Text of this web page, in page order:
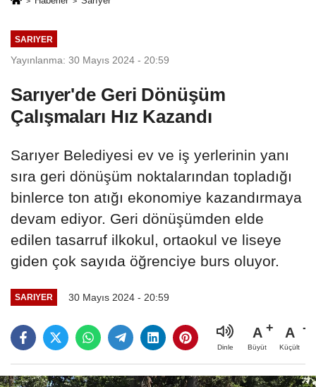
SARIYER
Yayınlanma: 30 Mayıs 2024 - 20:59
Sarıyer'de Geri Dönüşüm
Çalışmaları Hız Kazandı
Sarıyer Belediyesi ev ve iş yerlerinin yanı
sıra geri dönüşüm noktalarından topladığı
binlerce ton atığı ekonomiye kazandırmaya
devam ediyor. Geri dönüşümden elde
edilen tasarruf ilkokul, ortaokul ve liseye
giden çok sayıda öğrenciye burs oluyor.
SARIYER 30 Mayıs 2024 - 20:59
Dinle
A
Büyüt
A
Küçült